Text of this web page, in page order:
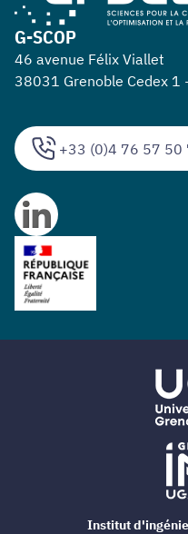
+33 (0)4 76 57 50
G-SCOP
46 avenue Félix Viallet
38031 Grenoble Cedex 1
Institut